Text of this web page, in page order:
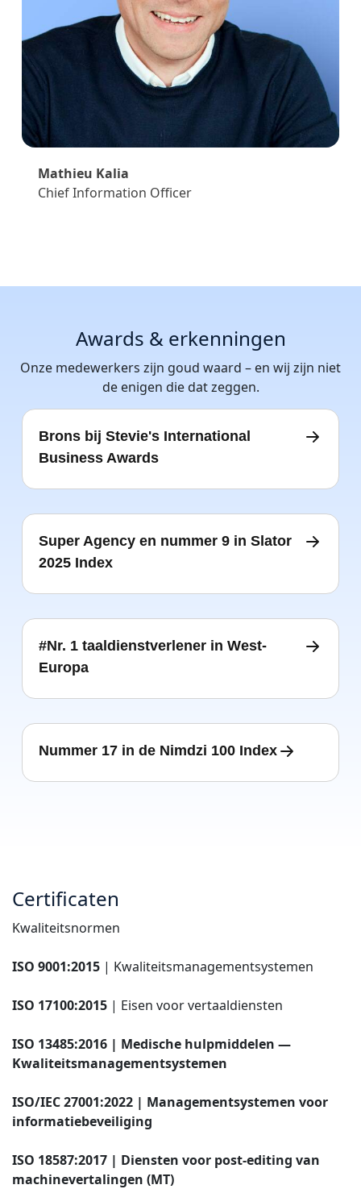
Mathieu Kalia
Chief Information Officer
Awards & erkenningen
Onze medewerkers zijn goud waard – en wij zijn niet
de enigen die dat zeggen.
Brons bij Stevie's International
Business Awards
Super Agency en nummer 9 in Slator
2025 Index
#Nr. 1 taaldienstverlener in West-
Europa
Nummer 17 in de Nimdzi 100 Index
Certificaten
Kwaliteitsnormen
ISO 9001:2015 | Kwaliteitsmanagementsystemen
ISO 17100:2015 | Eisen voor vertaaldiensten
ISO 13485:2016 | Medische hulpmiddelen —
Kwaliteitsmanagementsystemen
ISO/IEC 27001:2022 | Managementsystemen voor
informatiebeveiliging
ISO 18587:2017 | Diensten voor post-editing van
machinevertalingen (MT)